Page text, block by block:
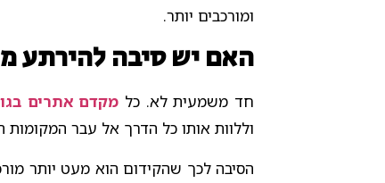
ומורכבים יותר.
האם יש סיבה להירתע
חד משמעית לא. כל מקדם אתרים
וללוות אותו כל הדרך אל עבר המקומות
הסיבה לכך שהקידום הוא מעט יותר